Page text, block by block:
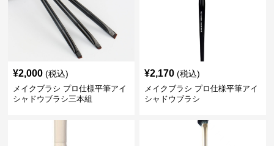
¥2,000 (税込)
メイクブラシ プロ仕様平筆アイ
シャドウブラシ三本組
¥2,170 (税込)
メイクブラシ プロ仕様平筆アイ
シャドウブラシ